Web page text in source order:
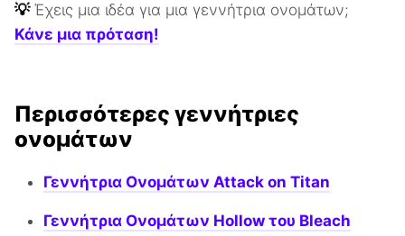
💡 Έχεις μια ιδέα για μια γεννήτρια ονομάτων;
Κάνε μια πρόταση!
Περισσότερες γεννήτριες
ονομάτων
Γεννήτρια Ονομάτων Attack on Titan
Γεννήτρια Ονομάτων Hollow του Bleach